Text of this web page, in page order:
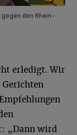
den Rhein-
erledigt. Wir
„Dann wird